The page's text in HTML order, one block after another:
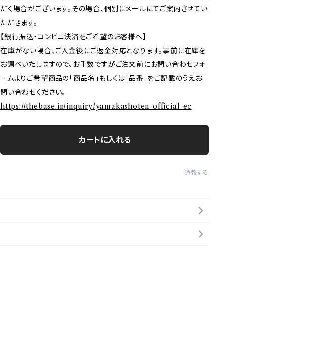
だく場合がございます。その場合、個別にメールにてご案内させてい
ただきます。
【銀行振込・コンビニ決済をご希望のお客様へ】
在庫がない場合、ご入金後にご返金対応となります。事前に在庫を
お調べいたしますので、お手数ですがご注文前にお問い合わせフォ
ームよりご希望商品の「商品名」もしくは「品番」をご記載のうえお
問い合わせください。
https://thebase.in/inquiry/yamakashoten-official-ec
カートに入れる
通報する